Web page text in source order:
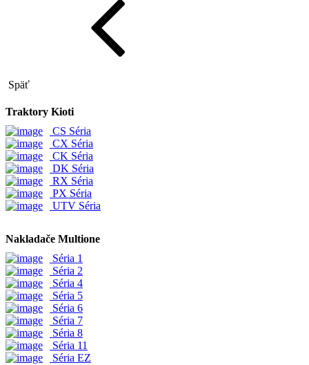
Späť
Traktory Kioti
CS Séria
CX Séria
CK Séria
DK Séria
RX Séria
PX Séria
UTV Séria
Nakladače Multione
Séria 1
Séria 2
Séria 4
Séria 5
Séria 6
Séria 7
Séria 8
Séria 11
Séria EZ